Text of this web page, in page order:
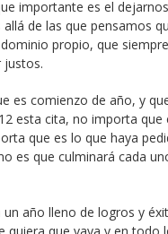
importante es el
de las que pensamos
propio, que
justos.
es comienzo de año, y
esta cita, no importa
que es lo que haya
es que culminará cada
año lleno de logros y